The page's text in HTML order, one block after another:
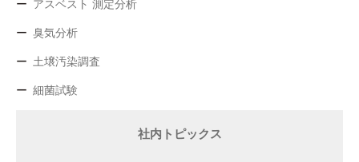
アスベスト 測定分析
臭気分析
土壌汚染調査
細菌試験
社内トピックス